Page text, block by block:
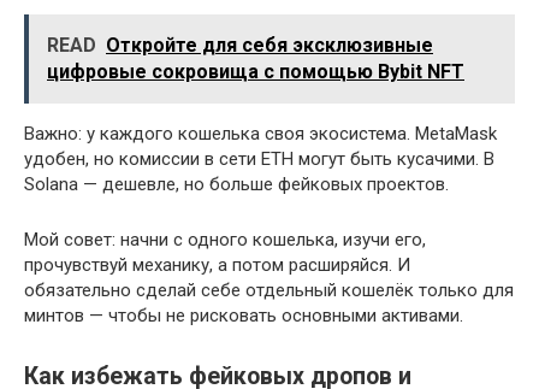
READ Откройте для себя эксклюзивные
цифровые сокровища с помощью Bybit NFT
Важно: у каждого кошелька своя экосистема. MetaMask
удобен, но комиссии в сети ETH могут быть кусачими. В
Solana — дешевле, но больше фейковых проектов.
Мой совет: начни с одного кошелька, изучи его,
прочувствуй механику, а потом расширяйся. И
обязательно сделай себе отдельный кошелёк только для
минтов — чтобы не рисковать основными активами.
Как избежать фейковых дропов и